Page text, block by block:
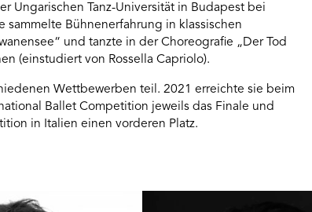
Ungarischen Tanz-Universität in Budapest bei
sammelte Bühnenerfahrung in klassischen
und tanzte in der Choreografie „Der Tod
(einstudiert von Rossella Capriolo).
Wettbewerben teil. 2021 erreichte sie beim
Ballet Competition jeweils das Finale und
in Italien einen vorderen Platz.